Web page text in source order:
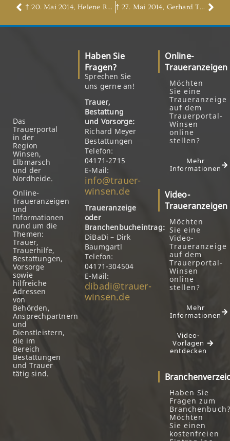
† 20. Mai 2014, Helene Rambow, geb. Göhrs † 27. Mai 2014, Gerhard Tillmann
Das
Trauerportal
in der
Region
Winsen,
Elbmarsch
und der
Nordheide.
Online-
Traueranzeigen
und
Informationen
rund um die
Themen:
Trauer,
Trauerhilfe,
Bestattungen,
Vorsorge
sowie
hilfreiche
Adressen
von
Behörden,
Ansprechpartnern
und
Dienstleistern,
die im
Bereich
Bestattungen
und Trauer
tätig sind.
Haben Sie
Fragen?
Sprechen Sie
uns gerne an!
Trauer,
Bestattung
und Vorsorge:
Richard Meyer
Bestattungen
Telefon:
04171-2715
E-Mail:
info@trauer-
winsen.de
Traueranzeige
oder
Branchenbucheintrag:
DiBaDi – Dirk
Baumgartl
Telefon:
04171-304504
E-Mail:
dibadi@trauer-
winsen.de
Online-
Traueranzeigen
Möchten
Sie eine
Traueranzeige
auf dem
Trauerportal-
Winsen
online
stellen?
Mehr
Informationen
Video-
Traueranzeigen
Möchten
Sie eine
Video-
Traueranzeige
auf dem
Trauerportal-
Winsen
online
stellen?
Mehr
Informationen
Video-
Vorlagen
entdecken
Haben Sie
Fragen zum
Möchten
Sie einen
kostenfreien